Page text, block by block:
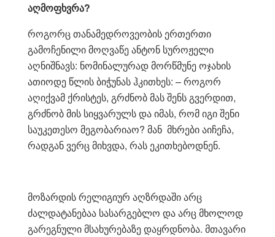
აღმოფხვრა?
როგორც თანამედროვეობის ერთერთი
გამოჩენილი მოღვაწე ანტონ სუროჟელი
აღნიშნავს: ნომინალურად მორწმუნე ოჯახის
ათიოდე წლის ბიჭუნას ჰკითხეს: – როგორ
აღიქვამ ქრისტეს, გრძნობ მას შენს გვერდით,
გრძნობ მის სიყვარულს და იმას, რომ იგი შენი
საუკეთესო მეგობარიაო? მან მხრები აიჩეჩა,
რადგან ვერც მიხვდა, რას ეკითხებოდნენ.
მოზარდის რელიგიურ აღზრდაში არც
ძალდატანებაა სასარგებლო და არც მხოლოდ
გარეგნული მსახურებაზე დაყრდნობა. მთავარი